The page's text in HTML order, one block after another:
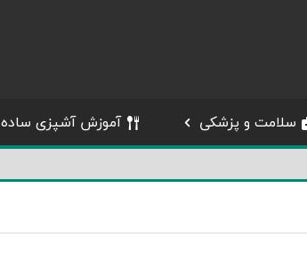
سلامت و پزشکی آموزش آشپزی ساده